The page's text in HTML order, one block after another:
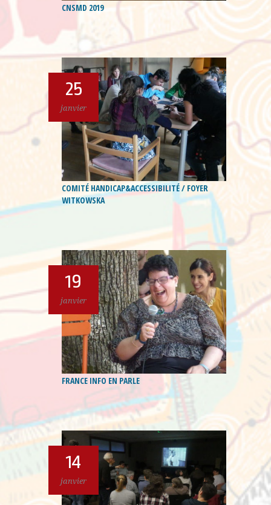
CNSMD 2019
25
janvier
COMITÉ HANDICAP&ACCESSIBILITÉ / FOYER
WITKOWSKA
19
janvier
FRANCE INFO EN PARLE
14
janvier